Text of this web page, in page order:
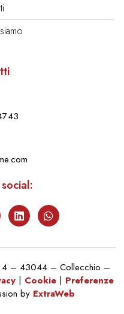
4 – 43044 – Collecchio –
| Cookie | Preferenze
by ExtraWeb